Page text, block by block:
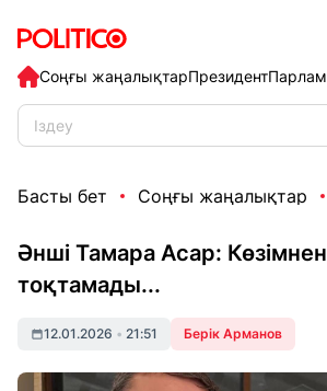
Соңғы жаңалықтарПрезидент
Басты бет Соңғы жаңалықтар
Әнші Тамара Асар:
тоқтамады...
12.01.2026 • 21:51 Берік Арманов